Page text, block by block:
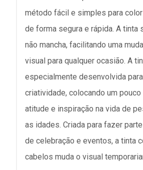
método fácil e simples para
de forma segura e rápida. A tinta
não mancha, facilitando uma
visual para qualquer ocasião. A
especialmente desenvolvida
criatividade, colocando um pouco
atitude e inspiração na vida de
as idades. Criada para fazer
de celebração e eventos, a tinta
cabelos muda o visual